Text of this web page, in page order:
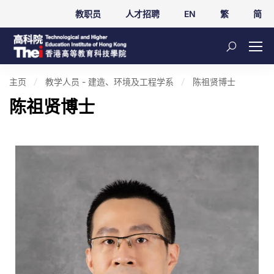
教职员 人才招聘 EN 繁 简
主页 教学人员 - 建造、环境及工程学系 陈祖贤博士
陈祖贤博士